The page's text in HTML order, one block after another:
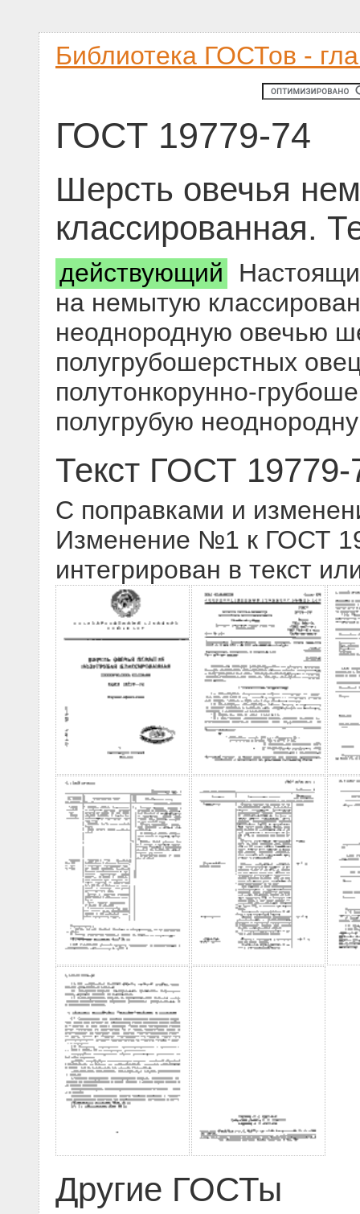
Библиотека ГОСТов -
ГОСТ 19779-74
Шерсть овечья
классированная.
действующий
на немытую
неоднородную овечью
полугрубошерстных
полутонкорунно-
полугрубую
Текст ГОСТ 19779-
С поправками и
Изменение №1 к ГОСТ
интегрирован в текст
Другие ГОСТы